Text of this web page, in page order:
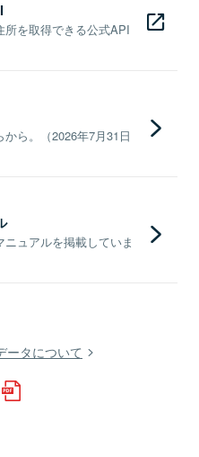
を取得できる公式API
ら。（2026年7月31日
ュアルを掲載していま
ータについて